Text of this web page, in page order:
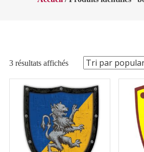
3 résultats affichésTrié
par
popularité